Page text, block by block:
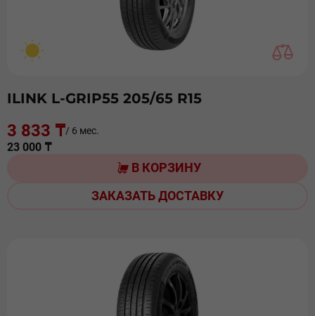
ILINK L-GRIP55 205/65 R15
3 833 ₸/ 6 мес.
23 000 ₸
В КОРЗИНУ
ЗАКАЗАТЬ ДОСТАВКУ